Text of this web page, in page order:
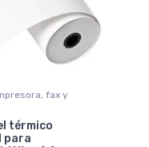
fax y
térmico
para